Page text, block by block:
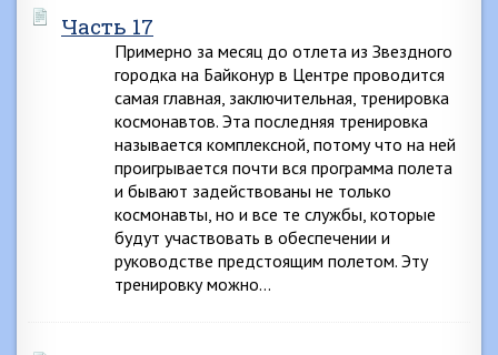
Часть 17
Примерно за месяц до отлета из Звездного
городка на Байконур в Центре проводится
самая главная, заключительная, тренировка
космонавтов. Эта последняя тренировка
называется комплексной, потому что на ней
проигрывается почти вся программа полета
и бывают задействованы не только
космонавты, но и все те службы, которые
будут участвовать в обеспечении и
руководстве предстоящим полетом. Эту
тренировку можно…